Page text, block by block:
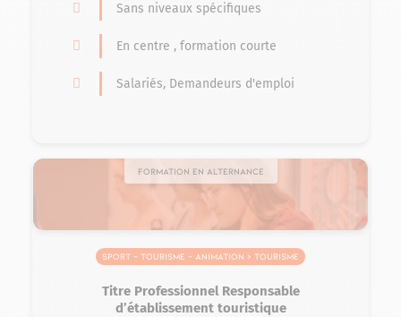
Sans niveaux spécifiques
En centre , formation courte
Salariés, Demandeurs d'emploi
Formation en alternance
Sport – Tourisme – Animation > Tourisme
Titre Professionnel Responsable
d’établissement touristique